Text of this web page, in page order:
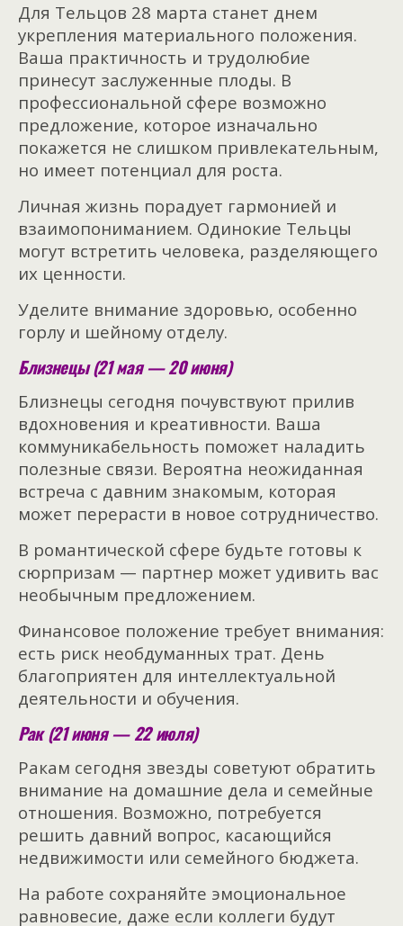
Для Тельцов 28 марта станет днем
укрепления материального положения.
Ваша практичность и трудолюбие
принесут заслуженные плоды. В
профессиональной сфере возможно
предложение, которое изначально
покажется не слишком привлекательным,
но имеет потенциал для роста.
Личная жизнь порадует гармонией и
взаимопониманием. Одинокие Тельцы
могут встретить человека, разделяющего
их ценности.
Уделите внимание здоровью, особенно
горлу и шейному отделу.
Близнецы (21 мая — 20 июня)
Близнецы сегодня почувствуют прилив
вдохновения и креативности. Ваша
коммуникабельность поможет наладить
полезные связи. Вероятна неожиданная
встреча с давним знакомым, которая
может перерасти в новое сотрудничество.
В романтической сфере будьте готовы к
сюрпризам — партнер может удивить вас
необычным предложением.
Финансовое положение требует внимания:
есть риск необдуманных трат. День
благоприятен для интеллектуальной
деятельности и обучения.
Рак (21 июня — 22 июля)
Ракам сегодня звезды советуют обратить
внимание на домашние дела и семейные
отношения. Возможно, потребуется
решить давний вопрос, касающийся
недвижимости или семейного бюджета.
На работе сохраняйте эмоциональное
равновесие, даже если коллеги будут